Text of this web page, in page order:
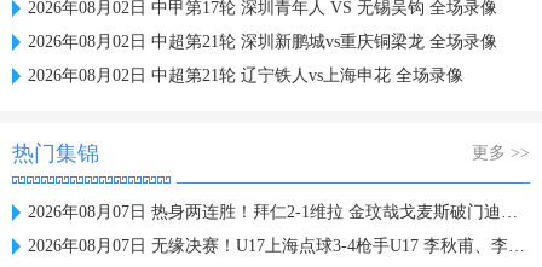
2026年08月02日 中甲第17轮 深圳青年人 VS 无锡吴钩 全场录像
2026年08月02日 中超第21轮 深圳新鹏城vs重庆铜梁龙 全场录像
2026年08月02日 中超第21轮 辽宁铁人vs上海申花 全场录像
热门集锦 更多 >>
2026年08月07日 热身两连胜！拜仁2-1维拉 金玟哉戈麦斯破门迪亚斯替补建功
2026年08月07日 无缘决赛！U17上海点球3-4枪手U17 李秋甫、李文博失点王启戎扑点